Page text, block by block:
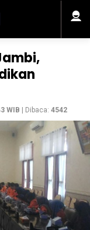
WIB | Dibaca: 4542